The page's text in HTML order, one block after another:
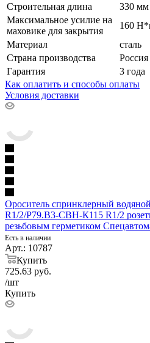
Строительная длина
330 мм
Максимальное усилие на
маховике для закрытия
160
Материал
сталь
Страна производства
Россия
Гарантия
3 года
Как оплатить и способы оплаты
Условия доставки
Ороситель спринклерный
R1/2/Р79.В3-СВН-К115 R1/2
резьбовым герметиком
Есть в наличии
Арт.: 10787
Купить
725.63 руб.
/шт
Купить